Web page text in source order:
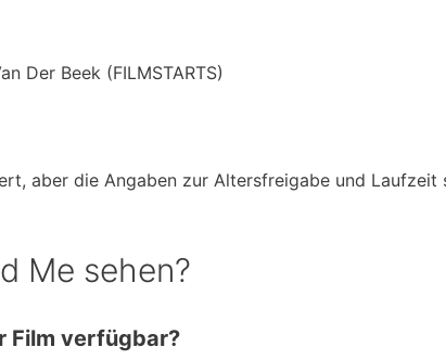
Der Beek (FILMSTARTS)
aber die Angaben zur Altersfreigabe und Laufzeit
Me sehen?
Film verfügbar?